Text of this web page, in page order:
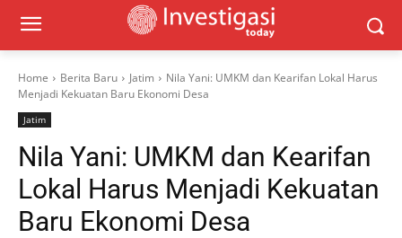
Home Berita Baru Jatim
Nila Yani: UMKM dan Kearifan Lokal Harus
Menjadi Kekuatan Baru Ekonomi Desa
Jatim
Nila Yani: UMKM dan Kearifan
Lokal Harus Menjadi Kekuatan
Baru Ekonomi Desa